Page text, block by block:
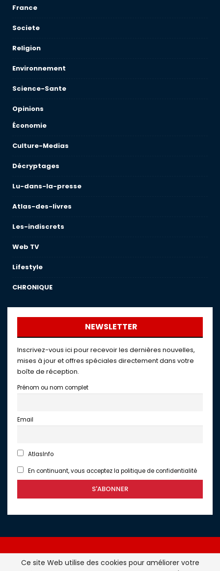
France
Societe
Religion
Environnement
Science-Sante
Opinions
Économie
Culture-Medias
Décryptages
Lu-dans-la-presse
Atlas-des-livres
Les-indiscrets
Web TV
Lifestyle
CHRONIQUE
NEWSLETTER
Inscrivez-vous ici pour recevoir les dernières nouvelles,
mises à jour et offres spéciales directement dans votre
boîte de réception.
Prénom ou nom complet
Email
AtlasInfo
En continuant, vous acceptez la politique de confidentialité
Ce site Web utilise des cookies pour améliorer votre